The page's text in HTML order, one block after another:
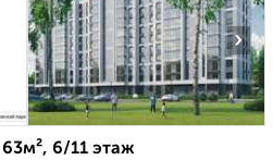
›
6/11 этаж